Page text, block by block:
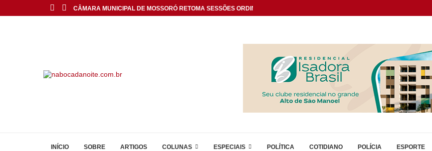
CÂMARA MUNICIPAL DE MOSSORÓ RETOMA SESSÕES ORDINÁRIAS
INÍCIO SOBRE ARTIGOS COLUNAS ESPECIAIS POLÍTICA COTIDIANO POLÍCIA ESPORTE